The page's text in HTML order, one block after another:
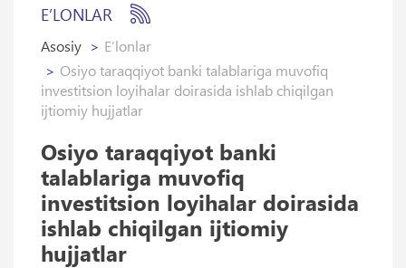
E’LONLAR
Asosiy
E’lonlar
Osiyo taraqqiyot banki talablariga muvofiq
investitsion loyihalar doirasida ishlab chiqilgan
ijtiomiy hujjatlar
Osiyo taraqqiyot banki
talablariga muvofiq
investitsion loyihalar doirasida
ishlab chiqilgan ijtiomiy
hujjatlar